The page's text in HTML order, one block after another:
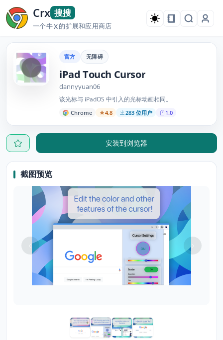
Crx 搜搜
一个牛X的扩展和应用商店
官方 无障碍
iPad Touch Cursor
dannyyuan06
该光标与 iPadOS 中引入的光标动画相同。
Chrome 4.8 283 位用户 1.0
安装到浏览器
截图预览